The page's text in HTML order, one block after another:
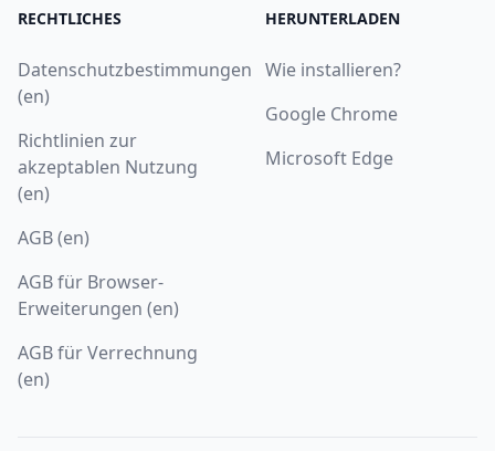
RECHTLICHES
Datenschutzbestimmungen
(en)
Richtlinien zur
akzeptablen Nutzung
(en)
AGB (en)
AGB für Browser-
Erweiterungen (en)
AGB für Verrechnung
(en)
HERUNTERLADEN
Wie installieren?
Google Chrome
Microsoft Edge